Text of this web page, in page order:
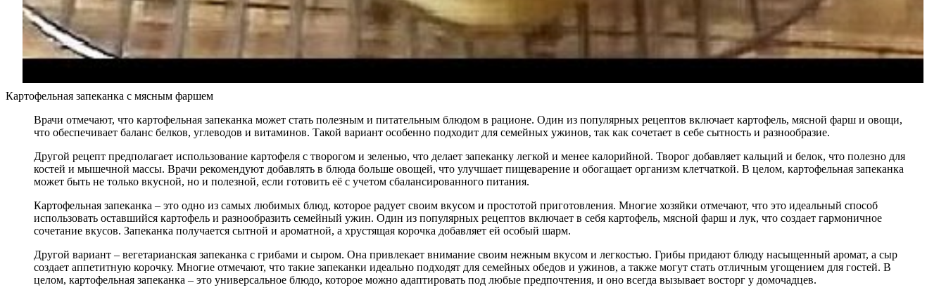
Картофельная запеканка с мясным фаршем
Врачи отмечают, что картофельная запеканка может стать полезным и питательным блюдом в рационе. Один из популярных рецептов включает картофель, мясной фарш и овощи,
что обеспечивает баланс белков, углеводов и витаминов. Такой вариант особенно подходит для семейных ужинов, так как сочетает в себе сытность и разнообразие.
Другой рецепт предполагает использование картофеля с творогом и зеленью, что делает запеканку легкой и менее калорийной. Творог добавляет кальций и белок, что полезно для
костей и мышечной массы. Врачи рекомендуют добавлять в блюда больше овощей, что улучшает пищеварение и обогащает организм клетчаткой. В целом, картофельная запеканка
может быть не только вкусной, но и полезной, если готовить её с учетом сбалансированного питания.
Картофельная запеканка – это одно из самых любимых блюд, которое радует своим вкусом и простотой приготовления. Многие хозяйки отмечают, что это идеальный способ
использовать оставшийся картофель и разнообразить семейный ужин. Один из популярных рецептов включает в себя картофель, мясной фарш и лук, что создает гармоничное
сочетание вкусов. Запеканка получается сытной и ароматной, а хрустящая корочка добавляет ей особый шарм.
Другой вариант – вегетарианская запеканка с грибами и сыром. Она привлекает внимание своим нежным вкусом и легкостью. Грибы придают блюду насыщенный аромат, а сыр
создает аппетитную корочку. Многие отмечают, что такие запеканки идеально подходят для семейных обедов и ужинов, а также могут стать отличным угощением для гостей. В
целом, картофельная запеканка – это универсальное блюдо, которое можно адаптировать под любые предпочтения, и оно всегда вызывает восторг у домочадцев.